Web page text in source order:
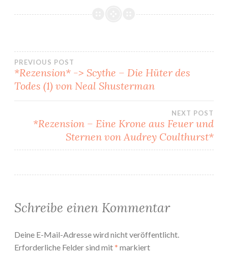
Beitragsnavigation
PREVIOUS POST
*Rezension* -> Scythe – Die Hüter des
Todes (1) von Neal Shusterman
NEXT POST
*Rezension – Eine Krone aus Feuer und
Sternen von Audrey Coulthurst*
Schreibe einen Kommentar
Deine E-Mail-Adresse wird nicht veröffentlicht.
Erforderliche Felder sind mit* markiert